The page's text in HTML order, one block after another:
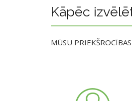
Kāpēc
MŪSU PRIEKŠROCĪBAS